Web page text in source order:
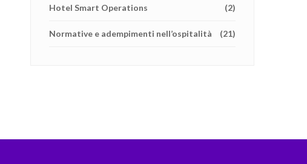
Hotel Smart Operations (2)
Normative e adempimenti nell’ospitalità (21)